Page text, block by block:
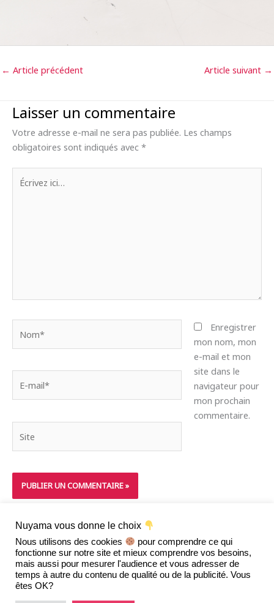
← Article précédent Article suivant →
Laisser un commentaire
Votre adresse e-mail ne sera pas publiée. Les champs
obligatoires sont indiqués avec *
Écrivez
ici…
mail*
Enregistrer
mon nom, mon
e-mail et mon
site dans le
navigateur pour
mon prochain
commentaire.
Mentions Légales|Conditions Générales de Ventes (CGV)
Nuyama vous donne le choix
Nous utilisons des cookies
pour comprendre ce qui
fonctionne sur notre site et mieux comprendre vos besoins,
mais aussi pour mesurer l'audience et vous adresser de
temps à autre du contenu de qualité ou de la publicité. Vous
êtes OK?